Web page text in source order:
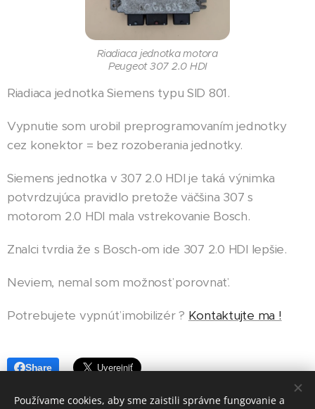
Riadiaca jednotka motora
Peugeot 307 2.0 HDI
Riadiaca jednotka Siemens typu SID 801.
Vypnutie som urobil preprogramovaním jednotky
cez konektor = bez rozoberania jednotky.
Siemens jednotka v 307 2.0 HDI je taká výnimka
potvrdzujúca pravidlo pretože väčšina 307 s
motorom 2.0 HDI mala vstrekovanie Bosch.
Znalci tvrdia že s Bosch-om ide 307 2.0 HDI lepšie.
Neviem, nemal som možnosť porovnať.
Potrebujete vypnúť imobilizér ? Kontaktujte ma !
Share
Používame cookies, aby sme zaistili správne fungovanie a